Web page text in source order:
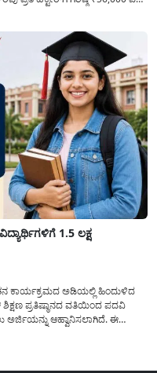
1.5 ಲಕ್ಷ
ಕಾರ್ಯಕ್ರಮದ ಅಡಿಯಲ್ಲಿ ಹಿಂದುಳಿದ
ಪ್ರತಿಷ್ಠಾನದ ವತಿಯಿಂದ ಪದವಿ
ಅರ್ಜಿಯನ್ನು ಆಹ್ವಾನಿಸಲಾಗಿದೆ. ಈ